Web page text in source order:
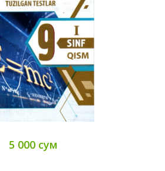
5 000 сум